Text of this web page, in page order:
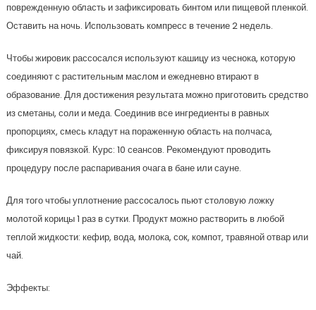
поврежденную область и зафиксировать бинтом или пищевой пленкой.
Оставить на ночь. Использовать компресс в течение 2 недель.
Чтобы жировик рассосался используют кашицу из чеснока, которую
соединяют с растительным маслом и ежедневно втирают в
образование. Для достижения результата можно приготовить средство
из сметаны, соли и меда. Соединив все ингредиенты в равных
пропорциях, смесь кладут на пораженную область на полчаса,
фиксируя повязкой. Курс: 10 сеансов. Рекомендуют проводить
процедуру после распаривания очага в бане или сауне.
Для того чтобы уплотнение рассосалось пьют столовую ложку
молотой корицы 1 раз в сутки. Продукт можно растворить в любой
теплой жидкости: кефир, вода, молока, сок, компот, травяной отвар или
чай.
Эффекты: